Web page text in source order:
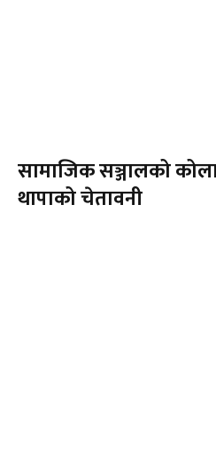
सामाजिक सञ्जालको
थापाको चेतावनी